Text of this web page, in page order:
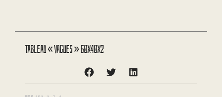
Tableau « Vagues » 60X40X2